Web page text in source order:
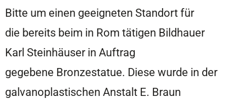
Bitte um einen geeigneten Standort für
die bereits beim in Rom tätigen Bildhauer
Karl Steinhäuser in Auftrag
gegebene Bronzestatue. Diese wurde in der
galvanoplastischen Anstalt E. Braun